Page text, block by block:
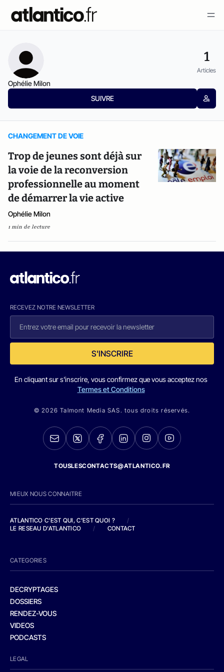
1
Articles
Ophélie Milon
SUIVRE
CHANGEMENT DE VOIE
Trop de jeunes sont déjà sur
la voie de la reconversion
professionnelle au moment
de démarrer la vie active
Ophélie Milon
1 min de lecture
RECEVEZ NOTRE NEWSLETTER
S'INSCRIRE
En cliquant sur s'inscrire, vous confirmez que vous acceptez nos
Termes et Conditions
© 2026 Talmont Media SAS. tous droits réservés.
TOUSLESCONTACTS@ATLANTICO.FR
MIEUX NOUS CONNAITRE
ATLANTICO C'EST QUI, C'EST QUOI ?
/
LE RESEAU D'ATLANTICO
/ CONTACT
CATEGORIES
DECRYPTAGES
DOSSIERS
RENDEZ-VOUS
VIDEOS
PODCASTS
LEGAL